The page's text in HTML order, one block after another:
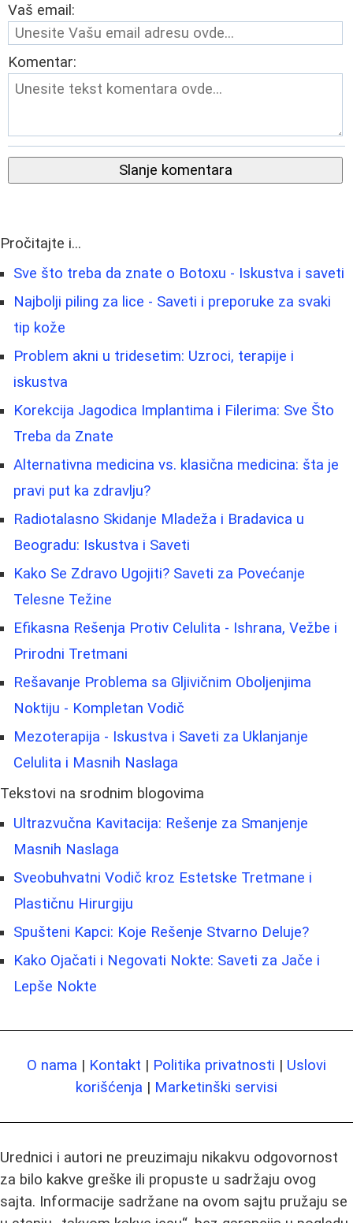
Vaš email:
Komentar:
Slanje komentara
Pročitajte i...
Sve što treba da znate o Botoxu - Iskustva i saveti
Najbolji piling za lice - Saveti i preporuke za svaki
tip kože
Problem akni u tridesetim: Uzroci, terapije i
iskustva
Korekcija Jagodica Implantima i Filerima: Sve Što
Treba da Znate
Alternativna medicina vs. klasična medicina: šta je
pravi put ka zdravlju?
Radiotalasno Skidanje Mladeža i Bradavica u
Beogradu: Iskustva i Saveti
Kako Se Zdravo Ugojiti? Saveti za Povećanje
Telesne Težine
Efikasna Rešenja Protiv Celulita - Ishrana, Vežbe i
Prirodni Tretmani
Rešavanje Problema sa Gljivičnim Oboljenjima
Noktiju - Kompletan Vodič
Mezoterapija - Iskustva i Saveti za Uklanjanje
Celulita i Masnih Naslaga
Tekstovi na srodnim blogovima
Ultrazvučna Kavitacija: Rešenje za Smanjenje
Masnih Naslaga
Sveobuhvatni Vodič kroz Estetske Tretmane i
Plastičnu Hirurgiju
Spušteni Kapci: Koje Rešenje Stvarno Deluje?
Kako Ojačati i Negovati Nokte: Saveti za Jače i
Lepše Nokte
O nama | Kontakt | Politika privatnosti | Uslovi
korišćenja | Marketinški servisi
Urednici i autori ne preuzimaju nikakvu odgovornost
za bilo kakve greške ili propuste u sadržaju ovog
sajta. Informacije sadržane na ovom sajtu pružaju se